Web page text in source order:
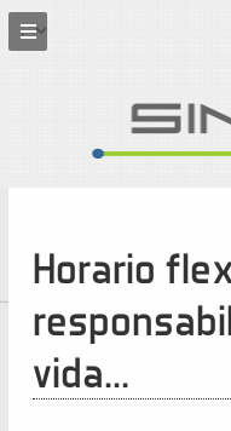
Horario
vida…